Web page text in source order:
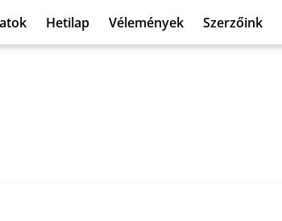
Hetilap Vélemények Szerzőink